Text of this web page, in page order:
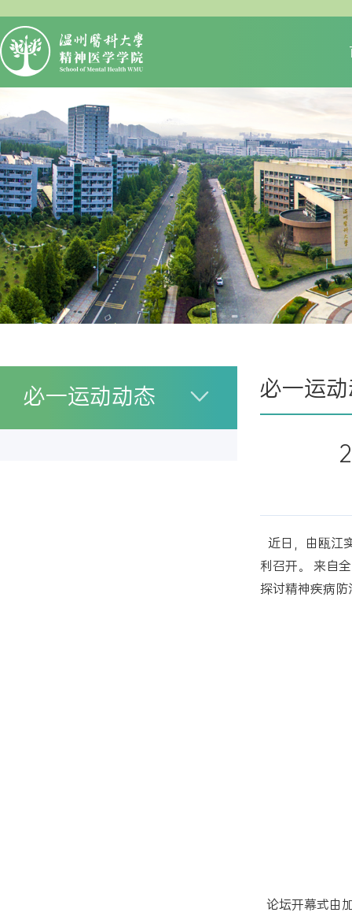
必一运动动态 必一运
近日，由瓯江
利召开。 来自
探讨精神疾病
论坛开幕式由